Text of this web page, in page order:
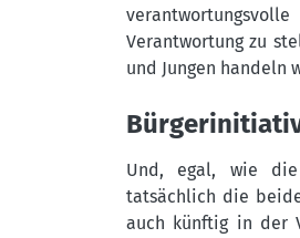
Verantwortung zu
und Jungen handeln
Und, egal, wie
tatsächlich die
auch künftig in der